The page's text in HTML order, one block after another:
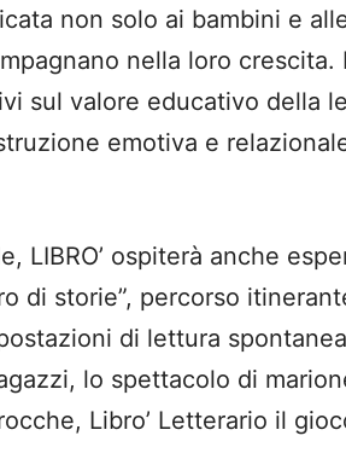
non solo ai bambini e
nella loro crescita.
sul valore educativo della
emotiva e
LIBRO’ ospiterà anche
di storie”, percorso
di lettura
lo spettacolo di
Libro’ Letterario il